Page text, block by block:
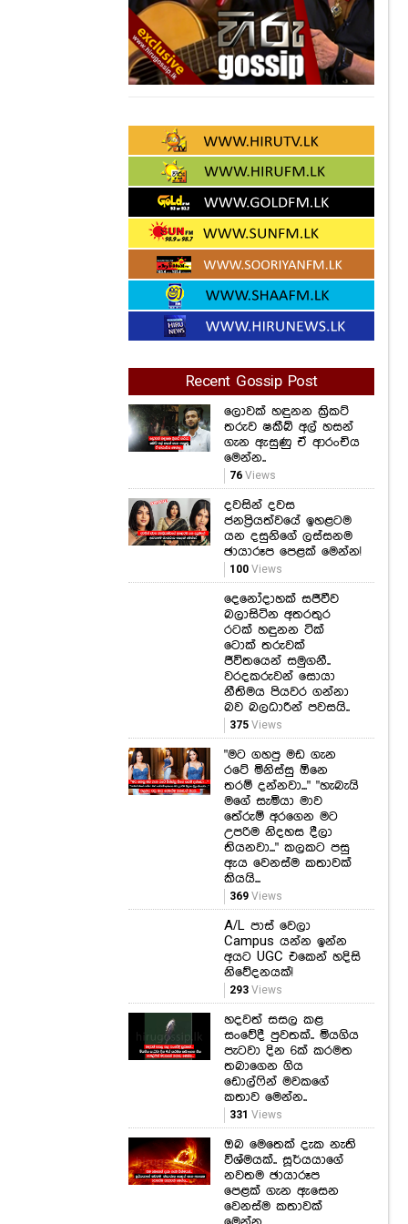
Recent Gossip Post
ලොවක් හඳුනන ක්‍රිකට්
තරුව ෂකීබ් අල් හසන්
ගැන ඇසුණු ඒ ආරංචිය
මෙන්න..
76 Views
දවසින් දවස
ජනප්‍රියත්වයේ ඉහළටම
යන දසුනිගේ ලස්සනම
ඡායාරූප පෙළක් මෙන්න!
100 Views
දෙනෝදාහක් සජීවීව
බලාසිටින අතරතුර
රටක් හඳුනන ටික්
ටොක් තරුවක්
ජීවිතයෙන් සමුගනී..
වරදකරුවන් සොයා
නීතිමය පියවර ගන්නා
බව බලධාරීන් පවසයි..
375 Views
"මට ගහපු මඩ ගැන
රටේ මිනිස්සු ඕනෙ
තරම් දන්නවා..." "හැබැයි
මගේ සැමියා මාව
තේරුම් අරගෙන මට
උපරිම නිදහස දීලා
තියනවා..." කලකට පසු
ඇය වෙනස්ම කතාවක්
කියයි...
369 Views
A/L පාස් වෙලා
Campus යන්න ඉන්න
අයට UGC එකෙන් හදිසි
නිවේදනයක්!
293 Views
හදවත් සසල කළ
සංවේදී පුවතක්.. මියගිය
පැටවා දින 6ක් කරමත
තබාගෙන ගිය
ඩොල්ෆින් මවකගේ
කතාව මෙන්න..
331 Views
ඔබ මෙතෙක් දැක නැති
විශ්මයක්.. සූර්යයාගේ
නවතම ඡායාරූප
පෙළක් ගැන ඇසෙන
වෙනස්ම කතාවක්